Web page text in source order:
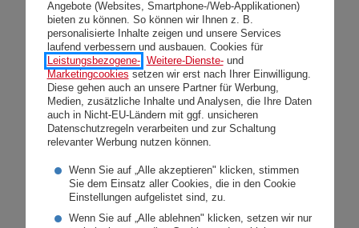
Angebote (Websites, Smartphone-/Web-Applikationen)
bieten zu können. So können wir Ihnen z. B.
personalisierte Inhalte zeigen und unsere Services
laufend verbessern und ausbauen. Cookies für
Leistungsbezogene-, Weitere-Dienste-und
Marketingcookies setzen wir erst nach Ihrer Einwilligung.
Diese gehen auch an unsere Partner für Werbung,
Medien, zusätzliche Inhalte und Analysen, die Ihre Daten
auch in Nicht-EU-Ländern mit ggf. unsicheren
Datenschutzregeln verarbeiten und zur Schaltung
relevanter Werbung nutzen können.
Wenn Sie auf „Alle akzeptieren" klicken, stimmen
Sie dem Einsatz aller Cookies, die in den Cookie
Einstellungen aufgelistet sind, zu.
Wenn Sie auf „Alle ablehnen" klicken, setzen wir nur
DONAU Versicherung in Tirol:
Nicole Madreiter zur
Landesdirektor-Stellvertreterin
berufen
Mittwoch, 19.06.2024
Mit 1. Juli 2024 wird Nicole Madreiter zur
Landesdirektor-Stellvertreterin der DONAU
Versicherung in Tirol berufen. Nicole Madreiter
verstärkt damit die operative Führung der